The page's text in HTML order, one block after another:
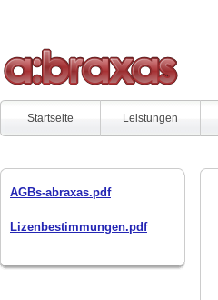
Startseite Leistungen
AGBs-abraxas.pdf
Lizenbestimmungen.pdf